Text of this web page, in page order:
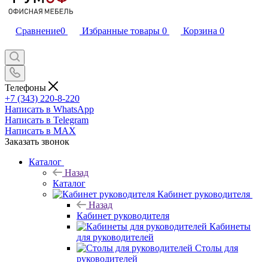
Сравнение0 Избранные товары 0 Корзина 0
Телефоны
+7 (343) 220-8-220
Написать в WhatsApp
Написать в Telegram
Написать в MAX
Заказать звонок
Каталог
Назад
Каталог
Кабинет руководителя
Назад
Кабинет руководителя
Кабинеты
для руководителей
Столы для
руководителей